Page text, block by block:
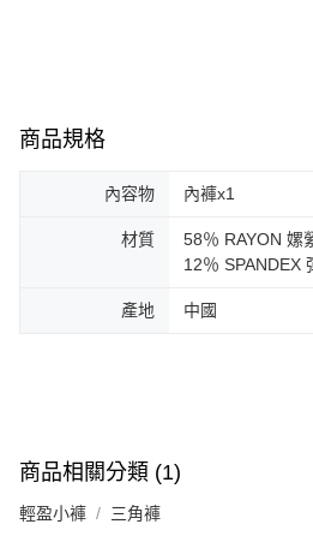
商品規格
內容物 內褲x1
材質
58％ RAYON 嫘
12％ SPANDEX
產地 中國
商品相關分類 (1)
輕盈小褲 三角褲